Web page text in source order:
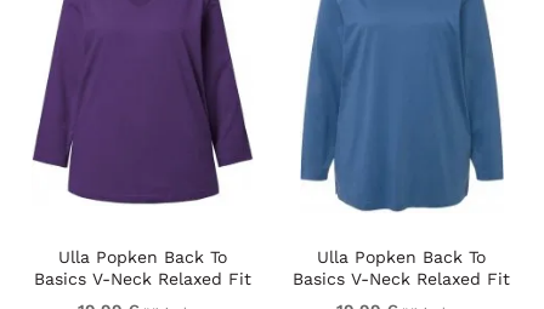
Ulla Popken Back To
Basics V-Neck Relaxed Fit
Cotton Tee Deep Violet
Ulla Popken Back To
Basics V-Neck Relaxed Fit
Cotton Tee Denim Blue